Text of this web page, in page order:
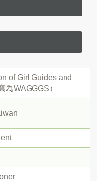
of Girl Guides and
為WAGGGS）